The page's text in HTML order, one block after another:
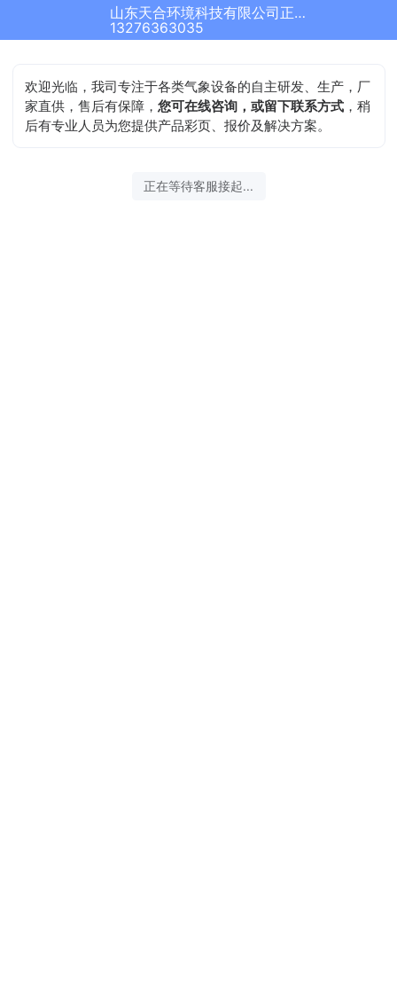
山东天合环境科技有限公司正在为您服务
13276363035
欢迎光临，我司专注于各类气象设备的自主研发、生产，厂
家直供，售后有保障，您可在线咨询，或留下联系方式 ，稍
后有专业人员为您提供产品彩页、报价及解决方案。
正在等待客服接起...